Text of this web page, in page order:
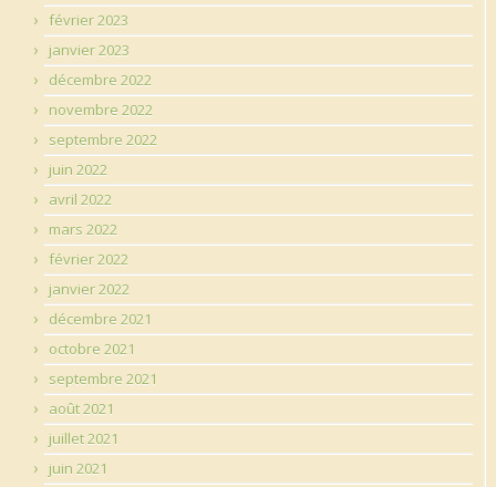
février 2023
janvier 2023
décembre 2022
novembre 2022
septembre 2022
juin 2022
avril 2022
mars 2022
février 2022
janvier 2022
décembre 2021
octobre 2021
septembre 2021
août 2021
juillet 2021
juin 2021